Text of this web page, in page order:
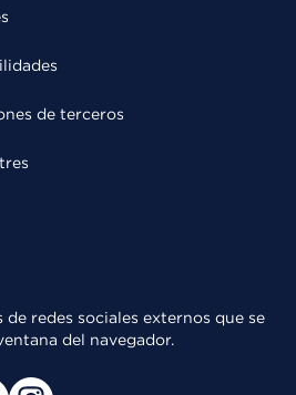
de terceros
de redes sociales externos que se
del navegador.